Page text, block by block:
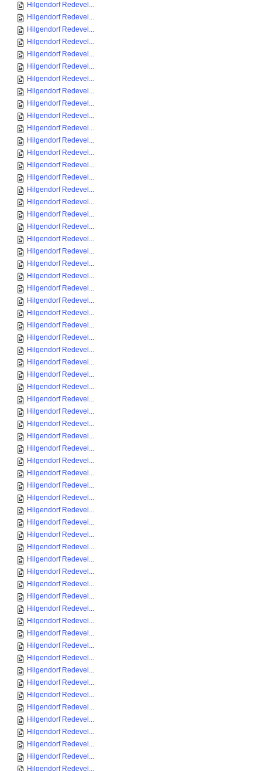
Hilgendorf Redevel...
Hilgendorf Redevel...
Hilgendorf Redevel...
Hilgendorf Redevel...
Hilgendorf Redevel...
Hilgendorf Redevel...
Hilgendorf Redevel...
Hilgendorf Redevel...
Hilgendorf Redevel...
Hilgendorf Redevel...
Hilgendorf Redevel...
Hilgendorf Redevel...
Hilgendorf Redevel...
Hilgendorf Redevel...
Hilgendorf Redevel...
Hilgendorf Redevel...
Hilgendorf Redevel...
Hilgendorf Redevel...
Hilgendorf Redevel...
Hilgendorf Redevel...
Hilgendorf Redevel...
Hilgendorf Redevel...
Hilgendorf Redevel...
Hilgendorf Redevel...
Hilgendorf Redevel...
Hilgendorf Redevel...
Hilgendorf Redevel...
Hilgendorf Redevel...
Hilgendorf Redevel...
Hilgendorf Redevel...
Hilgendorf Redevel...
Hilgendorf Redevel...
Hilgendorf Redevel...
Hilgendorf Redevel...
Hilgendorf Redevel...
Hilgendorf Redevel...
Hilgendorf Redevel...
Hilgendorf Redevel...
Hilgendorf Redevel...
Hilgendorf Redevel...
Hilgendorf Redevel...
Hilgendorf Redevel...
Hilgendorf Redevel...
Hilgendorf Redevel...
Hilgendorf Redevel...
Hilgendorf Redevel...
Hilgendorf Redevel...
Hilgendorf Redevel...
Hilgendorf Redevel...
Hilgendorf Redevel...
Hilgendorf Redevel...
Hilgendorf Redevel...
Hilgendorf Redevel...
Hilgendorf Redevel...
Hilgendorf Redevel...
Hilgendorf Redevel...
Hilgendorf Redevel...
Hilgendorf Redevel...
Hilgendorf Redevel...
Hilgendorf Redevel...
Hilgendorf Redevel...
Hilgendorf Redevel...
Hilgendorf Redevel...